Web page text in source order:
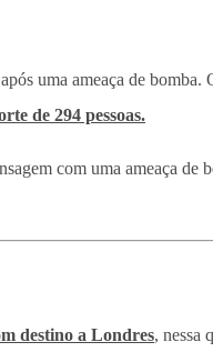
uma ameaça de
de 294 pessoas.
com uma ameaça
destino a Londres, nessa